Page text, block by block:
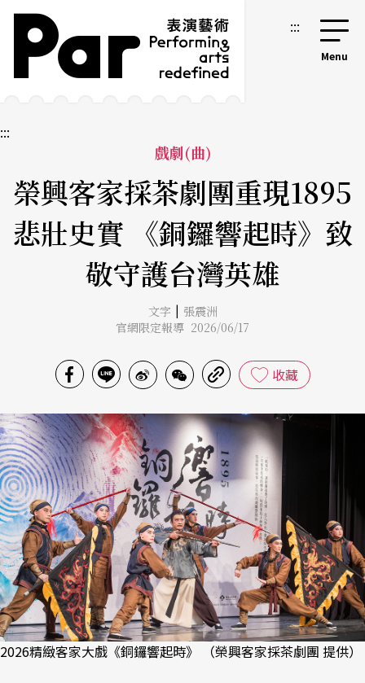
跳到主要內容區塊
網站導覽 :::
:::
戲劇(曲)
榮興客家採茶劇團重現1895
悲壯史實 《銅鑼響起時》致
敬守護台灣英雄
文字 | 張震洲
官網限定報導 2026/06/17
收藏
2026精緻客家大戲《銅鑼響起時》 （榮興客家採茶劇團 提供）